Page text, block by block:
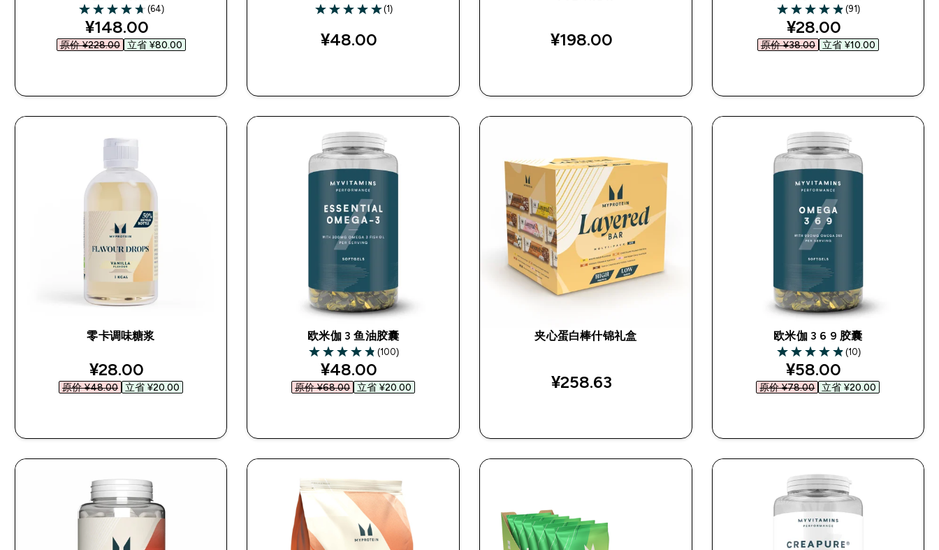
4.69 out of 5 stars
(64)
discounted price
¥148.00‎
原价 ¥228.00‎ 立省 ¥80.00‎
5 out of 5 stars
(1)
¥48.00‎ ¥198.00‎
4.86 out of 5 stars
(91)
discounted price
¥28.00‎
原价 ¥38.00‎ 立省 ¥10.00‎
零卡调味糖浆
discounted price
¥28.00‎
原价 ¥48.00‎ 立省 ¥20.00‎
欧米伽 3 鱼油胶囊
4.81 out of 5 stars
(100)
discounted price
¥48.00‎
原价 ¥68.00‎ 立省 ¥20.00‎
夹心蛋白棒什锦礼盒
¥258.63‎
欧米伽 3 6 9 胶囊
4.9 out of 5 stars
(10)
discounted price
¥58.00‎
原价 ¥78.00‎ 立省 ¥20.00‎